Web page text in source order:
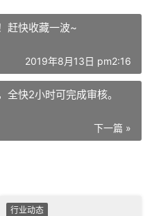
赶快收藏一波~
2019年8月13日 pm2:16
快2小时可完成审核。
下一篇 »
行业动态